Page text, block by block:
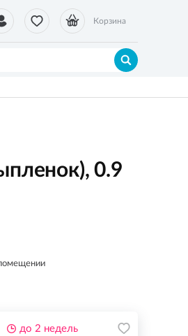
Корзина
0.9
до 2 недель